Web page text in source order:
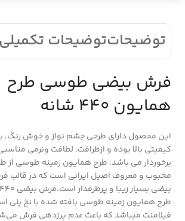
توضیحاتتوضیحات تکمیلی
فرش بیضی طوسی طرح
همایون 440 شانه
این محصول دارای طرحی چشم نواز و خوش رنگ،
کیفیتی بالا بوده و ازظرافت، لطافت ونرمی
برخوردار می باشد. طرح همایون زمینه طوسی از
محبوب و معروف اصیل ایرانی است که در قالب
طرح همایون زمینه طوسی بافته شده با نخ پلی
فیلامنت میباشد که باعث عدم پرزدهی فرش